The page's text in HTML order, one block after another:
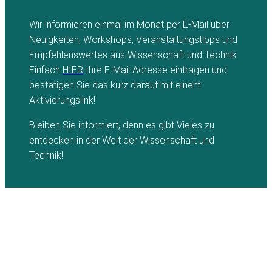
Wir informieren einmal im Monat per E-Mail über
Neuigkeiten, Workshops, Veranstaltungstipps und
Empfehlenswertes aus Wissenschaft und Technik.
Einfach HIER Ihre E-Mail Adresse eintragen und
bestätigen Sie das kurz darauf mit einem
Aktivierungslink!
Bleiben Sie informiert, denn es gibt Vieles zu
entdecken in der Welt der Wissenschaft und
Technik!